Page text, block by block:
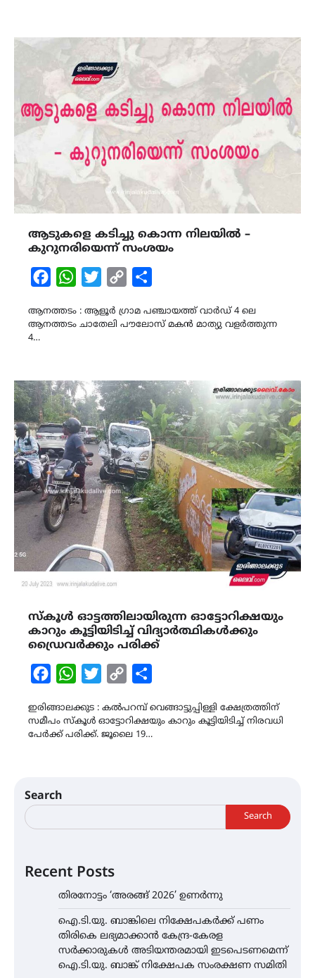
ആടുകളെ കടിച്ചു കൊന്ന നിലയിൽ –
കുറുനരിയെന്ന് സംശയം
FacebookWhatsAppTwitterCopy
ആനത്തടം : ആളൂർ ഗ്രാമ പഞ്ചായത്ത്‌ വാർഡ് 4 ലെ
ആനത്തടം ചാതേലി പൗലോസ് മകൻ മാത്യു വളർത്തുന്ന
4…
സ്‌കൂള്‍ ഓട്ടത്തിലായിരുന്ന ഓട്ടോറിക്ഷയും
കാറും കൂട്ടിയിടിച്ച് വിദ്യാർത്ഥികൾക്കും
ഡ്രൈവർക്കും പരിക്ക്
FacebookWhatsAppTwitterCopy
ഇരിങ്ങാലക്കുട : കല്‍പറമ്പ് വെങ്ങാട്ടുപ്പിള്ളി ക്ഷേത്രത്തിന്
സമീപം സ്‌കൂള്‍ ഓട്ടോറിക്ഷയും കാറും കൂട്ടിയിടിച്ച് നിരവധി
പേര്‍ക്ക് പരിക്ക്. ജൂലൈ 19…
Search
Search
Recent Posts
തിരനോട്ടം ‘അരങ്ങ് 2026’ ഉണർന്നു
ഐ.ടി.യു. ബാങ്കിലെ നിക്ഷേപകർക്ക് പണം
തിരികെ ലഭ്യമാക്കാൻ കേന്ദ്ര-കേരള
സർക്കാരുകൾ അടിയന്തരമായി ഇടപെടണമെന്ന്
ഐ.ടി.യു. ബാങ്ക് നിക്ഷേപക സംരക്ഷണ സമിതി